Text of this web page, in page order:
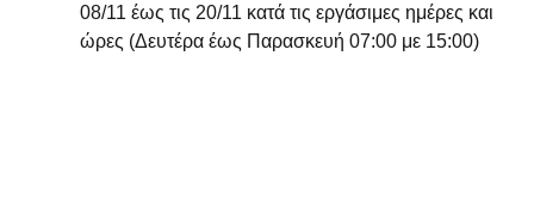
08/11 έως τις 20/11 κατά τις εργάσιμες ημέρες και
ώρες (Δευτέρα έως Παρασκευή 07:00 με 15:00)